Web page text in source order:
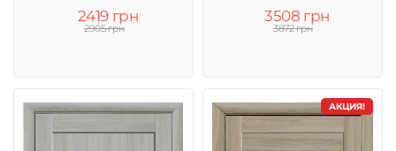
2419 грн
2905 грн
3508 грн
3872 грн
АКЦИЯ!